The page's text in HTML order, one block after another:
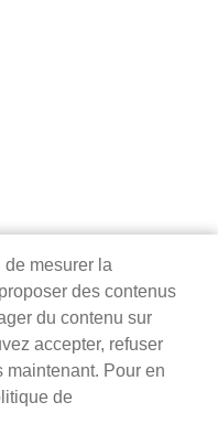
mesurer la
des contenus
du contenu sur
accepter, refuser
maintenant. Pour en
de